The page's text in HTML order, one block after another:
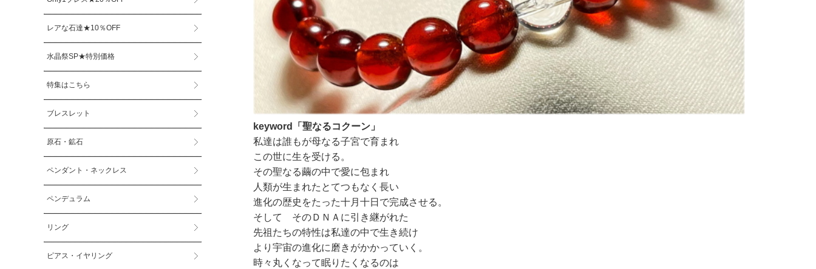
keyword「聖なるコクーン」
私達は誰もが母なる子宮で育まれ
この世に生を受ける。
その聖なる繭の中で愛に包まれ
人類が生まれたとてつもなく長い
進化の歴史をたった十月十日で完成させる。
そして そのＤＮＡに引き継がれた
先祖たちの特性は私達の中で生き続け
より宇宙の進化に磨きがかかっていく。
時々丸くなって眠りたくなるのは
レアな石達★10％OFF
水晶祭SP★特別価格
特集はこちら
ブレスレット
原石・鉱石
ペンダント・ネックレス
ペンデュラム
リング
ピアス・イヤリング